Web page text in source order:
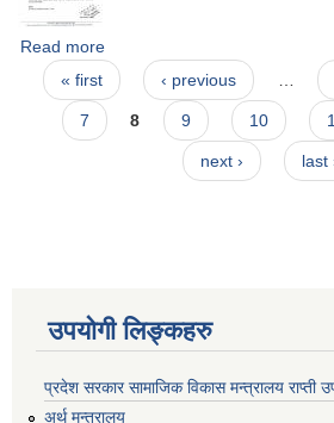
Read more
गराउने सम्बन्धी सूचना ।
Pages
« first ‹ previous …
7 8 9 10
next › last
उपयोगी लिङ्कहरु
प्रदेश सरकार सामाजिक विकास मन्‍‍त्रालय राप्ती
अर्थ मन्त्रालय